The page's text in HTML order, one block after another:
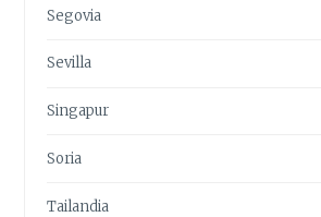
Segovia
Sevilla
Singapur
Soria
Tailandia